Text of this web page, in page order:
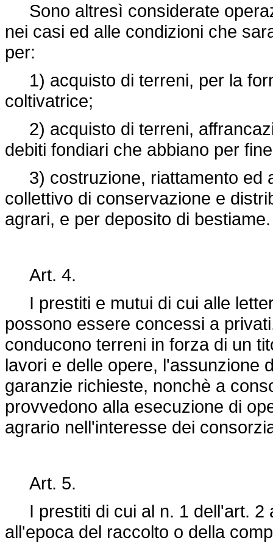
Sono altresì considerate
nei casi ed alle condizioni che
per:
1) acquisto di terreni, per la
coltivatrice;
2) acquisto di terreni,
debiti fondiari che abbiano per
3) costruzione, riattamento ed
collettivo di conservazione e
agrari, e per deposito di bestiame.
Art. 4.
I prestiti e mutui di cui alle
possono essere concessi a
conducono terreni in forza di un
lavori e delle opere, l'assunzione
garanzie richieste, nonchè a
provvedono alla esecuzione di
agrario nell'interesse dei
Art. 5.
I prestiti di cui al n. 1 dell'art. 2
all'epoca del raccolto o della